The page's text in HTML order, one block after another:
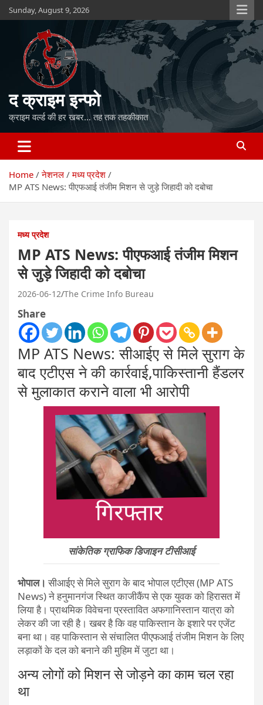
Skip
to
Sunday, August 9, 2026
द क्राइम इन्फो
क्राइम वर्ल्ड की हर खबर… तह तक तहकीकात
Home नेशनल
मध्य प्रदेश
MP ATS News: पीएफआई तंजीम मिशन से जुड़े जिहादी को दबोचा
मध्य प्रदेश
MP ATS News: पीएफआई तंजीम मिशन
से जुड़े जिहादी को दबोचा
2026-06-12 The Crime Info Bureau
Share
MP ATS News: सीआईए से मिले सुराग के
बाद एटीएस ने की कार्रवाई,पाकिस्तानी हैंडलर
से मुलाकात कराने वाला भी आरोपी
सांकेतिक ग्राफिक डिजाइन टीसीआई
भोपाल। सीआईए से मिले सुराग के बाद भोपाल एटीएस (MP ATS
News) ने हनुमानगंज स्थित काजीकैंप से एक युवक को हिरासत में
लिया है। प्राथमिक विवेचना प्रस्तावित अफगानिस्तान यात्रा को
लेकर की जा रही है। खबर है कि वह पाकिस्तान के इशारे पर एजेंट
बना था। वह पाकिस्तान से संचालित पीएफआई तंजीम मिशन के लिए
लड़ाकों के दल को बनाने की मुहिम में जुटा था।
अन्य लोगों को मिशन से जोड़ने का काम चल रहा
था